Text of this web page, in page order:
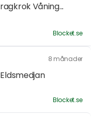
Våning...
Blocket.se
8 månader
Blocket.se